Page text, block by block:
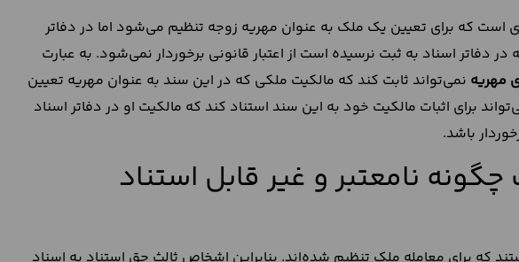
است که برای تعیین یک ملک به عنوان مهریه زوجه تنظیم می‌شود اما در دفاتر
دفاتر اسناد به ثبت نرسیده است از اعتبار قانونی برخوردار نمی‌شود. به عبارت
مهریه نمی‌تواند ثابت کند که مالکیت ملکی که در این سند به عنوان مهریه تعیین
برای اثبات مالکیت خود به این سند استناد کند که مالکیت او در دفاتر اسناد
باشد.
نامعتبر و غیر قابل استناد